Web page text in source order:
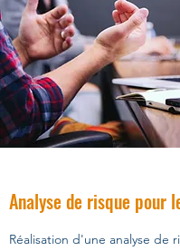
Analyse de risque pour
Réalisation d'une analyse de